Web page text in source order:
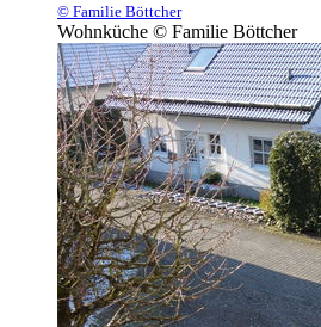
© Familie Böttcher
Wohnküche © Familie Böttcher